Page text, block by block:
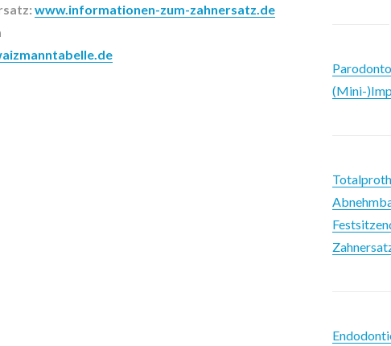
www.informationen-zum-zahnersatz.de
(Mini-